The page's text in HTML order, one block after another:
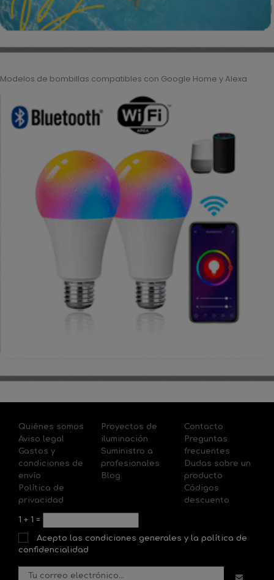
Modelos de bombillas compatibles con Google Home y Alexa
Quiénes somos
Aviso legal
Gastos y
condiciones de
envío
Política de
privacidad
Proyectos de
iluminación
Suministro a
profesionales
Blog
Contacto
Preguntas
frecuentes
Dudas sobre un
producto
Códigos
descuento
1 + 1 =
Acepto las condiciones generales y la política de
confidencialidad